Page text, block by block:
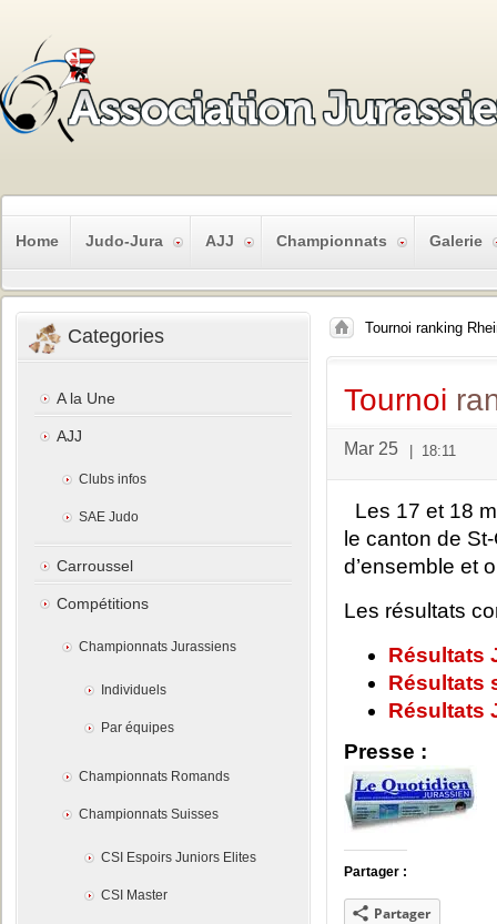
Home Judo-Jura AJJ Championnats Galerie
Tournoi ranking
Tournoi
Mar 25 18:11
Les 17 et 18
le canton de
d’ensemble et
Les résultats
Résultats
Résultats
Résultats
Presse :
Partager :
Partager
Categories
A la Une
AJJ
Clubs infos
SAE Judo
Carroussel
Compétitions
Championnats Jurassiens
Individuels
Par équipes
Championnats Romands
Championnats Suisses
CSI Espoirs Juniors Elites
CSI Master